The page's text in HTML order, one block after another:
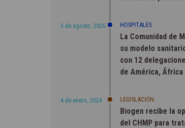
3 de agosto, 2026 HOSPITALES
La Comunidad de
su modelo
con 12
de América, África
4 de enero, 2024 LEGISLACIÓN
Biogen recibe la
del CHMP para